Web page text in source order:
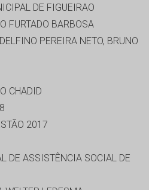
DE FIGUEIRAO
FURTADO BARBOSA
PEREIRA NETO, BRUNO
CHADID
2017
DE ASSISTÊNCIA SOCIAL DE